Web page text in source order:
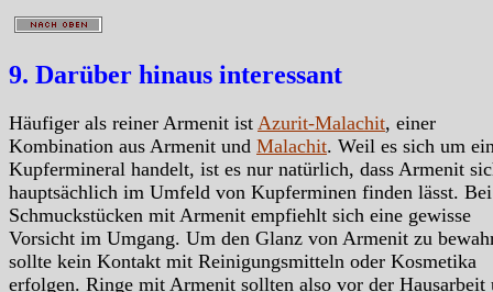
9. Darüber hinaus interessant
Häufiger als reiner Armenit ist Azurit-Malachit, einer
Kombination aus Armenit und Malachit. Weil es sich um
Kupfermineral handelt, ist es nur natürlich, dass Armenit
hauptsächlich im Umfeld von Kupferminen finden lässt. Bei
Schmuckstücken mit Armenit empfiehlt sich eine gewisse
Vorsicht im Umgang. Um den Glanz von Armenit zu
sollte kein Kontakt mit Reinigungsmitteln oder Kosmetika
erfolgen. Ringe mit Armenit sollten also vor der Hausarbeit